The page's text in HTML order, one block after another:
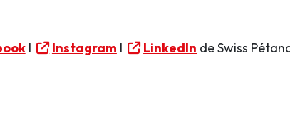
I Instagram I LinkedIn de Swiss